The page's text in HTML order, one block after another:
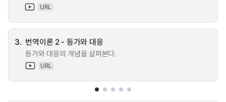
URL
3. 번역이론 2 - 등가와 대응
등가와 대응의 개념을 살펴본다.
URL